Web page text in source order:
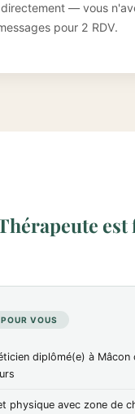
— vous
pour 2 RDV.
VOUS
diplômé(e) à Mâcon
physique avec zone de